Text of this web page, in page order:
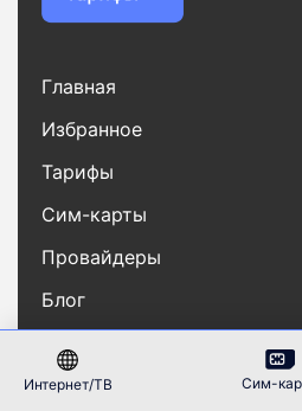
Интернет/ТВ Сим-
Главная
Избранное
Тарифы
Сим-карты
Провайдеры
Блог
Рейтинг